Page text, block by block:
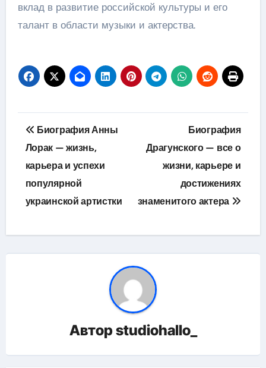
вклад в развитие российской культуры и его
талант в области музыки и актерства.
Навигация
по
записям
Биография Анны
Лорак — жизнь,
карьера и успехи
популярной
украинской артистки
Биография
Драгунского — все о
жизни, карьере и
достижениях
знаменитого актера
Авторstudiohallo_